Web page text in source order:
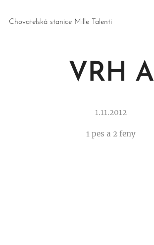
Chovatelská stanice Mille Talenti
VRH A
1.11.2012
1 pes a 2 feny